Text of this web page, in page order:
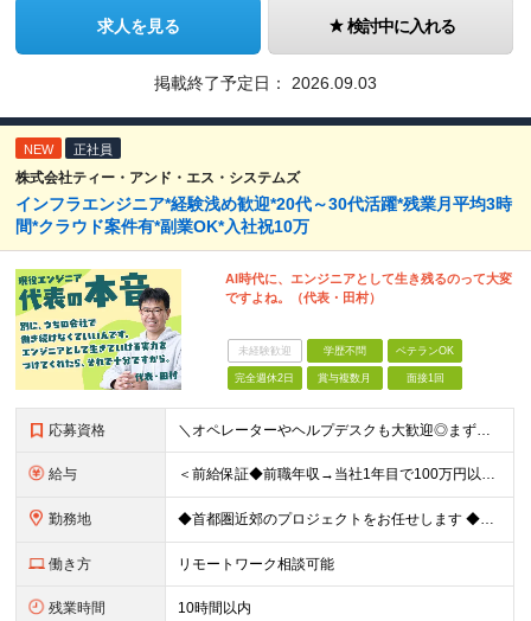
求人を見る 検討中に入れる
掲載終了予定日： 2026.09.03
NEW 正社員
株式会社ティー・アンド・エス・システムズ
インフラエンジニア*経験浅め歓迎*20代～30代活躍*残業月平均3時
間*クラウド案件有*副業OK*入社祝10万
AI時代に、エンジニアとして生き残るのって大変
ですよね。（代表・田村）
未経験歓迎 学歴不問 ベテランOK
完全週休2日 賞与複数月 面接1回
応募資格 ＼オペレーターやヘルプデスクも大歓迎◎まずはご応募ください／ ◆学歴不問 ◆IT業界での勤務経験がある方（職種・年数不問） ┗例：オペレーター、ヘルプデスク、開発からインフラ領域へのシフト、スク
給与 ＜前給保証◆前職年収→当社1年目で100万円以上アップ実績あり◆基本的に全員毎年昇給＞ 月給45万円（固定残業代：30時間分/85,470円）※PM/PL/PMO経験2年以上 月給36万円（固定残業
勤務地 ◆首都圏近郊のプロジェクトをお任せします ◆転勤なし ◆自社オフィスで働ける案件もございます 【本社】 東京都中央区日本橋小伝馬町1-1 日本橋末広ビル6階 ※変更の範囲：上記を除く当社関連勤務地
働き方 リモートワーク相談可能
残業時間 10時間以内